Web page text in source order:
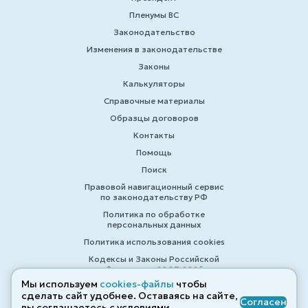
Пленумы ВС
Законодательство
Изменения в законодательстве
Законы
Калькуляторы
Справочные материалы
Образцы договоров
Контакты
Помощь
Поиск
Правовой навигационный сервис
по законодательству РФ
Политика по обработке
персональных данных
Политика использования cookies
Кодексы и Законы Российской
Федерации 2007-2026
Мы используем cookies-файлы чтобы
сделать сайт удобнее. Оставаясь на сайте, Согласен